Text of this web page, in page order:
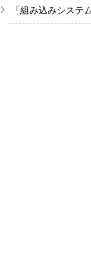
「組み込みシス